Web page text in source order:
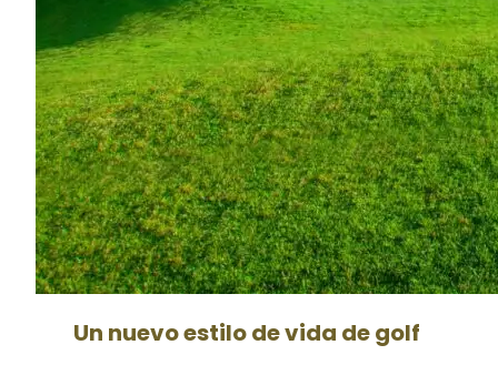
Un nuevo estilo de vida de golf